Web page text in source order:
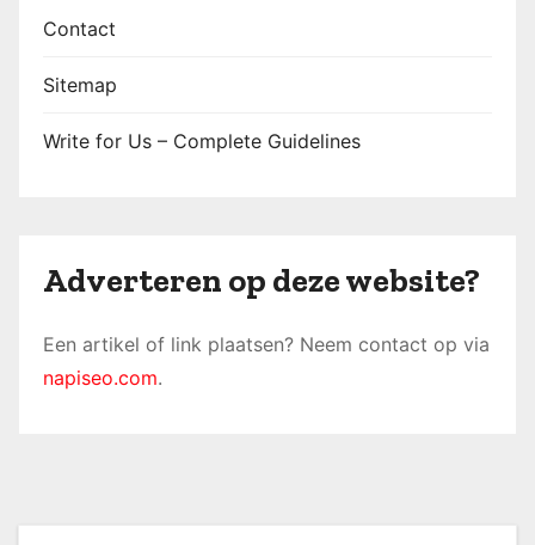
Contact
Sitemap
Write for Us – Complete Guidelines
Adverteren op deze website?
Een artikel of link plaatsen? Neem contact op via
napiseo.com.